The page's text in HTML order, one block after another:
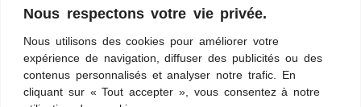
Nous respectons votre vie privée.
Nous utilisons des cookies pour améliorer votre
expérience de navigation, diffuser des publicités ou des
contenus personnalisés et analyser notre trafic. En
cliquant sur « Tout accepter », vous consentez à notre
Inscriptions et fixations
Protection au travail
Sélection des appareils sanitaires